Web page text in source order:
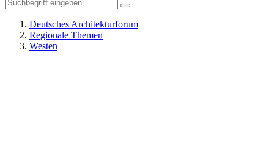
Deutsches Architekturforum
Regionale Themen
Westen